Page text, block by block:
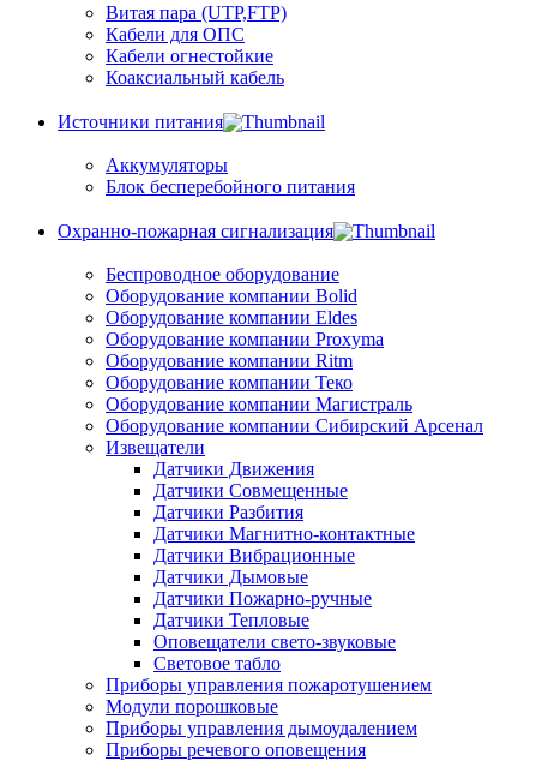
Витая пара (UTP,FTP)
Кабели для ОПС
Кабели огнестойкие
Коаксиальный кабель
Источники питания
Аккумуляторы
Блок бесперебойного питания
Охранно-пожарная сигнализация
Беспроводное оборудование
Оборудование компании Bolid
Оборудование компании Eldes
Оборудование компании Proxyma
Оборудование компании Ritm
Оборудование компании Теко
Оборудование компании Магистраль
Оборудование компании Сибирский Арсенал
Извещатели
Датчики Движения
Датчики Совмещенные
Датчики Разбития
Датчики Магнитно-контактные
Датчики Вибрационные
Датчики Дымовые
Датчики Пожарно-ручные
Датчики Тепловые
Оповещатели свето-звуковые
Световое табло
Приборы управления пожаротушением
Модули порошковые
Приборы управления дымоудалением
Приборы речевого оповещения